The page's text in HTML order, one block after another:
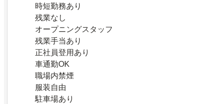
時短勤務あり
残業なし
オープニングスタッフ
残業手当あり
正社員登用あり
車通勤OK
職場内禁煙
服装自由
駐車場あり